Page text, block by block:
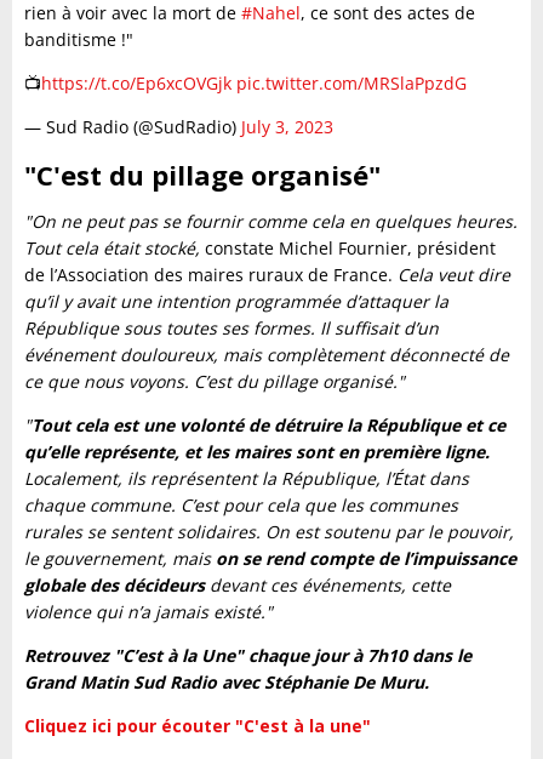
rien à voir avec la mort de #Nahel, ce sont des actes de
banditisme !"
📺https://t.co/Ep6xcOVGjk pic.twitter.com/MRSlaPpzdG
— Sud Radio (@SudRadio) July 3, 2023
"C'est du pillage organisé"
"On ne peut pas se fournir comme cela en quelques heures.
Tout cela était stocké, constate Michel Fournier, président
de l’Association des maires ruraux de France. Cela veut dire
qu’il y avait une intention programmée d’attaquer la
République sous toutes ses formes. Il suffisait d’un
événement douloureux, mais complètement déconnecté de
ce que nous voyons. C’est du pillage organisé."
"Tout cela est une volonté de détruire la République et ce
qu’elle représente, et les maires sont en première ligne.
Localement, ils représentent la République, l’État dans
chaque commune. C’est pour cela que les communes
rurales se sentent solidaires. On est soutenu par le pouvoir,
le gouvernement, mais on se rend compte de l’impuissance
globale des décideursdevant ces événements, cette
violence qui n’a jamais existé."
Retrouvez "C’est à la Une" chaque jour à 7h10 dans le
Grand Matin Sud Radio avec Stéphanie De Muru.
Cliquez ici pour écouter "C'est à la une"